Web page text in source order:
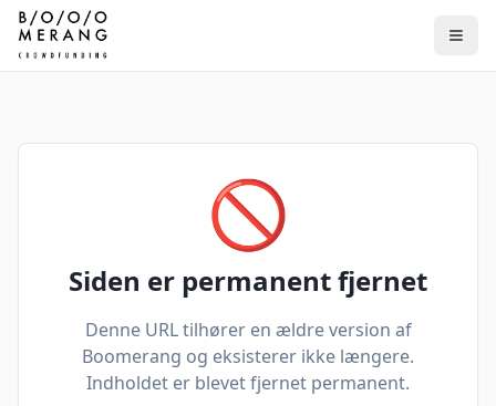
🚫
Siden er permanent fjernet
Denne URL tilhører en ældre version af
Boomerang og eksisterer ikke længere.
Indholdet er blevet fjernet permanent.